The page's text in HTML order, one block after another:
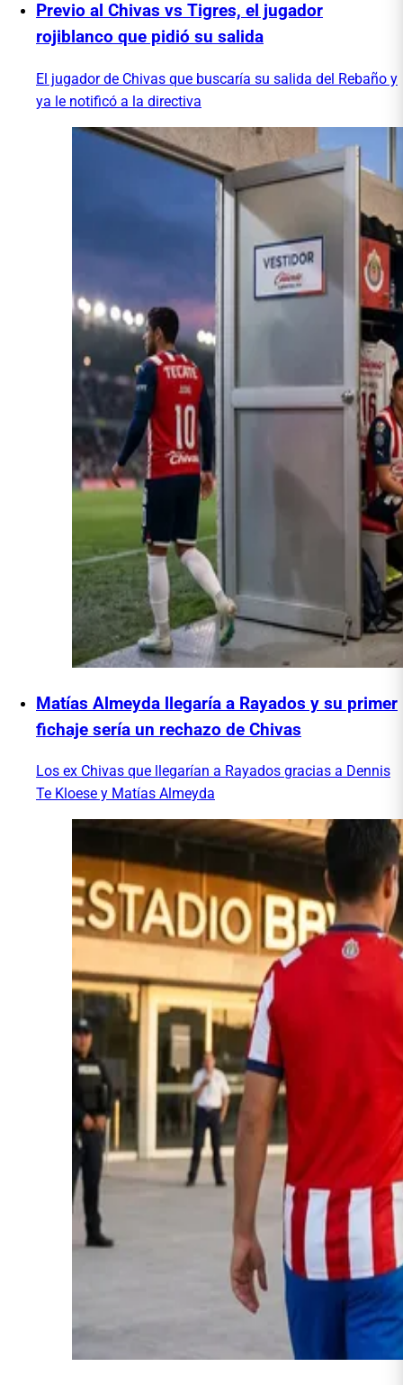
Previo al Chivas vs Tigres, el jugador
rojiblanco que pidió su salida
El jugador de Chivas que buscaría su salida del Rebaño y
ya le notificó a la directiva
Matías Almeyda llegaría a Rayados y su primer
fichaje sería un rechazo de Chivas
Los ex Chivas que llegarían a Rayados gracias a Dennis
Te Kloese y Matías Almeyda